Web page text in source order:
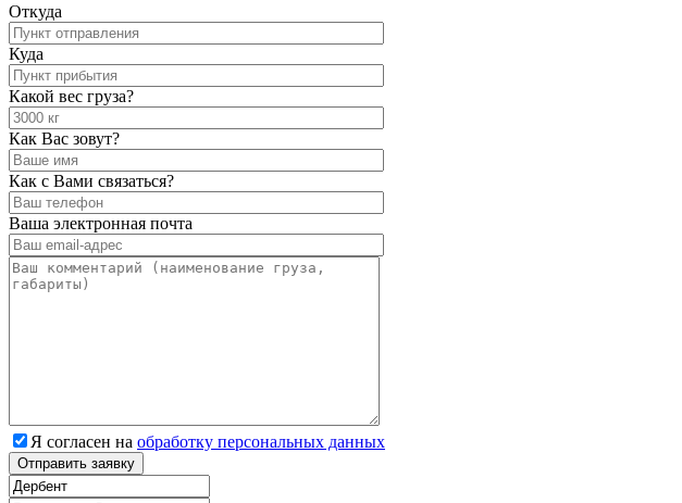
Откуда
Куда
Какой вес груза?
Как Вас зовут?
Как с Вами связаться?
Ваша электронная почта
Я согласен на обработку персональных данных